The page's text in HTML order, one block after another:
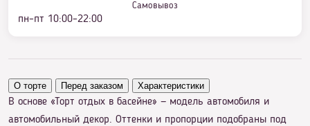
Самовывоз
пн–пт 10:00–22:00
О торте Перед заказом Характеристики
В основе «Торт отдых в басейне» — модель автомобиля и
автомобильный декор. Оттенки и пропорции подобраны под